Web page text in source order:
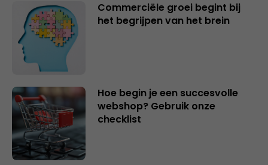
Commerciële groei begint bij
het begrijpen van het brein
Hoe begin je een succesvolle
webshop? Gebruik onze
checklist